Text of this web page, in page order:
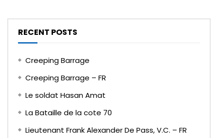
RECENT POSTS
Creeping Barrage
Creeping Barrage – FR
Le soldat Hasan Amat
La Bataille de la cote 70
Lieutenant Frank Alexander De Pass, V.C. – FR